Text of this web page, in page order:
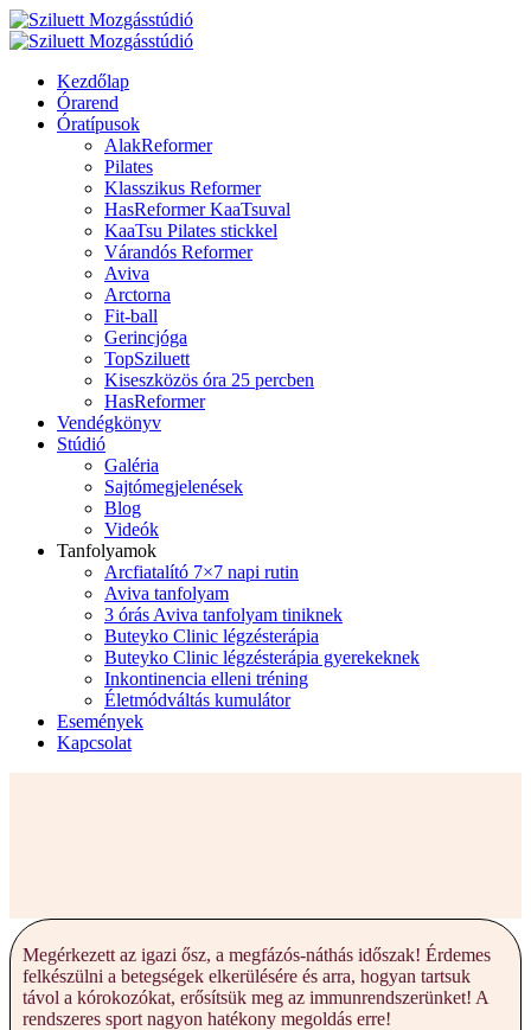
Kezdőlap
Órarend
Óratípusok
AlakReformer
Pilates
Klasszikus Reformer
HasReformer KaaTsuval
KaaTsu Pilates stickkel
Várandós Reformer
Aviva
Arctorna
Fit-ball
Gerincjóga
TopSziluett
Kiseszközös óra 25 percben
HasReformer
Vendégkönyv
Stúdió
Galéria
Sajtómegjelenések
Blog
Videók
Tanfolyamok
Arcfiatalító 7×7 napi rutin
Aviva tanfolyam
3 órás Aviva tanfolyam tiniknek
Buteyko Clinic légzésterápia
Buteyko Clinic légzésterápia gyerekeknek
Inkontinencia elleni tréning
Életmódváltás kumulátor
Események
Kapcsolat
Megérkezett az igazi ősz, a megfázós-náthás időszak! Érdemes
felkészülni a betegségek elkerülésére és arra, hogyan tartsuk
távol a kórokozókat, erősítsük meg az immunrendszerünket! A
rendszeres sport nagyon hatékony megoldás erre!